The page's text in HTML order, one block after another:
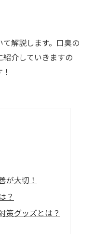
解説します。口臭の
介していきますの
が大切！
？
策グッズとは？